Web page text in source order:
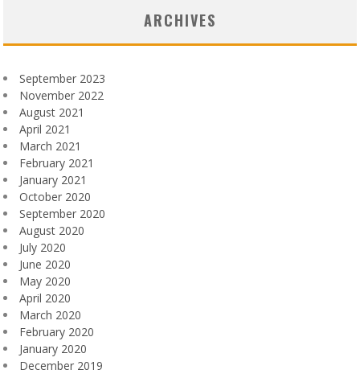
ARCHIVES
September 2023
November 2022
August 2021
April 2021
March 2021
February 2021
January 2021
October 2020
September 2020
August 2020
July 2020
June 2020
May 2020
April 2020
March 2020
February 2020
January 2020
December 2019